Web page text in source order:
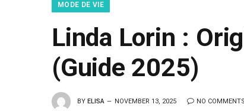
MODE DE VIE
Linda Lorin :
(Guide 2025)
BY ELISA NOVEMBER 13, 2025 NO COMMENTS